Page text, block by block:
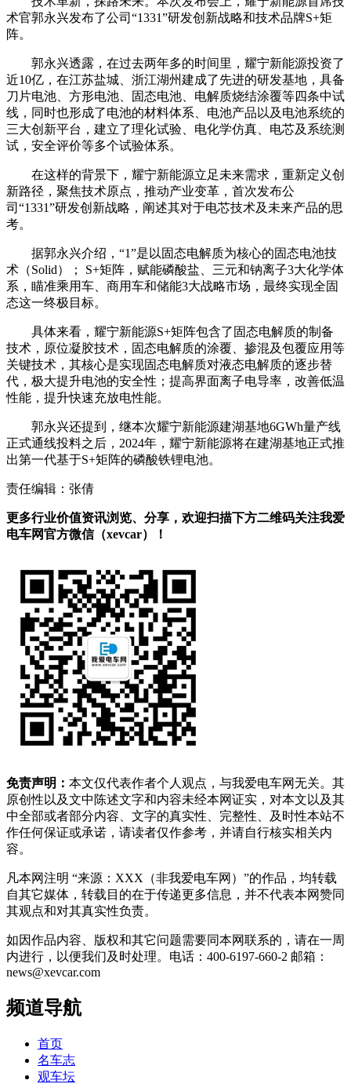
术官郭永兴发布了公司“1331”研发创新战略和技术品牌S+矩
阵。
郭永兴透露，在过去两年多的时间里，耀宁新能源投资了
近10亿，在江苏盐城、浙江湖州建成了先进的研发基地，具备
刀片电池、方形电池、固态电池、电解质烧结涂覆等四条中试
线，同时也形成了电池的材料体系、电池产品以及电池系统的
三大创新平台，建立了理化试验、电化学仿真、电芯及系统测
试，安全评价等多个试验体系。
在这样的背景下，耀宁新能源立足未来需求，重新定义创
新路径，聚焦技术原点，推动产业变革，首次发布公
司“1331”研发创新战略，阐述其对于电芯技术及未来产品的思
考。
据郭永兴介绍，“1”是以固态电解质为核心的固态电池技
术（Solid）； S+矩阵，赋能磷酸盐、三元和钠离子3大化学体
系，瞄准乘用车、商用车和储能3大战略市场，最终实现全固
态这一终极目标。
具体来看，耀宁新能源S+矩阵包含了固态电解质的制备
技术，原位凝胶技术，固态电解质的涂覆、掺混及包覆应用等
关键技术，其核心是实现固态电解质对液态电解质的逐步替
代，极大提升电池的安全性；提高界面离子电导率，改善低温
性能，提升快速充放电性能。
郭永兴还提到，继本次耀宁新能源建湖基地6GWh量产线
正式通线投料之后，2024年，耀宁新能源将在建湖基地正式推
出第一代基于S+矩阵的磷酸铁锂电池。
责任编辑：张倩
更多行业价值资讯浏览、分享，欢迎扫描下方二维码关注我爱
电车网官方微信（xevcar）！
免责声明： 本文仅代表作者个人观点，与我爱电车网无关。其
原创性以及文中陈述文字和内容未经本网证实，对本文以及其
中全部或者部分内容、文字的真实性、完整性、及时性本站不
作任何保证或承诺，请读者仅作参考，并请自行核实相关内
容。
凡本网注明 “来源：XXX（非我爱电车网）”的作品，均转载
自其它媒体，转载目的在于传递更多信息，并不代表本网赞同
其观点和对其真实性负责。
如因作品内容、版权和其它问题需要同本网联系的，请在一周
内进行，以便我们及时处理。电话：400-6197-660-2 邮箱：
news@xevcar.com
频道导航
首页
名车志
观车坛